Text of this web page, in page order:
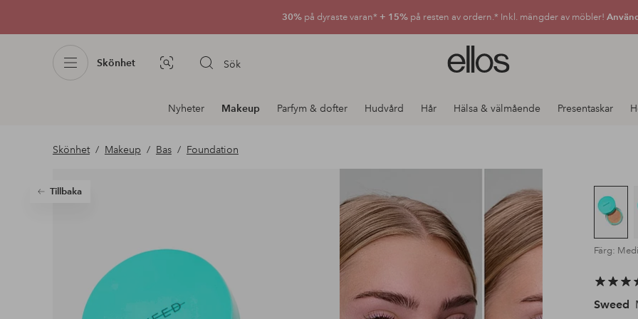
30% på dyraste varan* + 15% på resten av ordern.* Inkl. mängder av möbler!
Skönhet Bildsök Sök
Ellos
logotyp
gå
navigation
Nyheter Makeup Parfym & dofter Hudvård Hår Hälsa & välmående Presentaskar
Skönhet Makeup Bas Foundation
Tillbaka
Färg:
Sweed